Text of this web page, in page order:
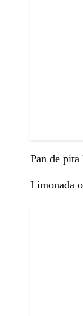
Pan de pita
Limonada